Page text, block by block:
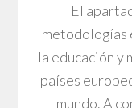
El
metodologías
la educación y
países
mundo. A